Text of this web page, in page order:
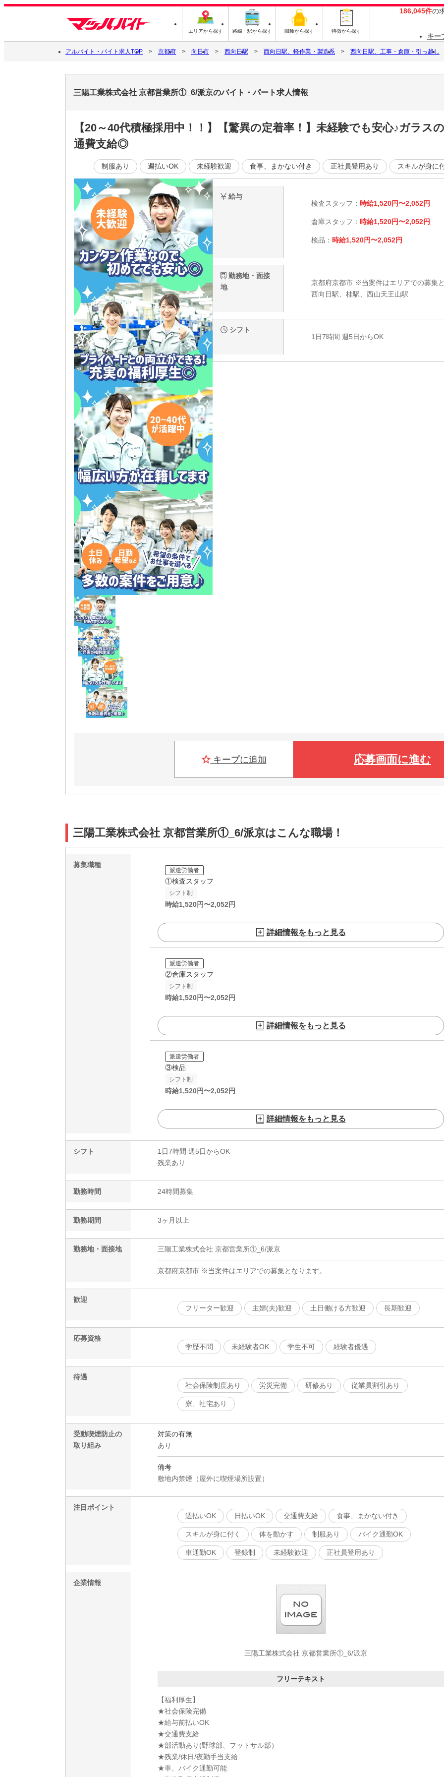
エリアから探す 路線・駅から探す 職種から探す 特徴から探す
186,045件の
キー
アルバイト・バイト求人TOP 京都府 向日市 西向日駅 西向日駅、軽作業・製造系 西向日駅、工事・倉庫・引っ越し
三陽工業株式会社 京都営業所①_6/派京のバイト・パート求人情報
【20～40代積極採用中！！】【驚異の定着率！】未経験でも安心♪ガラス
通費支給◎
制服あり 週払いOK 未経験歓迎 食事、まかない付き 正社員登用あり スキルが身に
給与
検査スタッフ： 時給1,520円〜2,052円
倉庫スタッフ： 時給1,520円〜2,052円
検品： 時給1,520円〜2,052円
勤務地・面接
地
京都府京都市 ※当案件はエリアでの募集と
西向日駅、桂駅、西山天王山駅
シフト
1日7時間 週5日からOK
キープに追加 応募画面に進む
三陽工業株式会社 京都営業所①_6/派京はこんな職場！
募集職種
派遣労働者
①検査スタッフ
シフト制
時給1,520円〜2,052円
詳細情報をもっと見る
派遣労働者
②倉庫スタッフ
シフト制
時給1,520円〜2,052円
詳細情報をもっと見る
派遣労働者
③検品
シフト制
時給1,520円〜2,052 円
詳細情報をもっと見る
シフト
1日7時間 週5日からOK
残業あり
勤務時間 24時間募集
勤務期間 3ヶ月以上
勤務地・面接地 三陽工業株式会社 京都営業所①_6/派京
京都府京都市 ※当案件はエリアでの募集となります。
歓迎
フリーター歓迎
主婦(夫)歓迎 土日働ける方歓迎 長期歓迎
応募資格
学歴不問
未経験者OK 学生不可 経験者優遇
待遇
社会保険制度あり
労災完備 研修あり 従業員割引あり
寮、社宅あり
受動喫煙防止の
取り組み
対策の有無
あり
備考
敷地内禁煙（屋外に喫煙場所設置）
注目ポイント
週払いOK
日払いOK 交通費支給 食事、まかない付き
スキルが身に付く 体を動かす 制服あり バイク通勤OK
車通勤OK 登録制 未経験歓迎 正社員登用あり
企業情報
三陽工業株式会社 京都営業所①_6/派京
フリーテキスト
【福利厚生】
★社会保険完備
★給与前払いOK
★交通費支給
★部活動あり(野球部、フットサル部）
★残業/休日/夜勤手当支給
★車、バイク通勤可能